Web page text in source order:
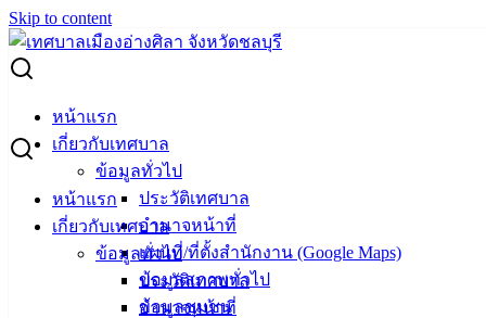
Skip to content
หน้าแรก
เกี่ยวกับเทศบาล
ข้อมูลทั่วไป
ประวัติเทศบาล
อำนาจหน้าที่
แผนที่/ที่ตั้งสำนักงาน (Google Maps)
ข้อมูลสภาพทั่วไป
ข้อมูลชุมชน
หน้าแรก
เกี่ยวกับเทศบาล
ข้อมูลทั่วไป
ประวัติเทศบาล
อำนาจหน้าที่
Search for:
จังหวัดชลบุรี แจ้งประชาสัมพันธ์การก่อสร้างและซ่อมแซมถนน
ซอยห้วยกะปิ 15
จังหวัดชลบุรี แจ้งประชาสัมพันธ์การ
ก่อสร้างและซ่อมแซมถนนซอยห้วยกะปิ 15
มกราคม 6, 2024 มกราคม 10, 2024